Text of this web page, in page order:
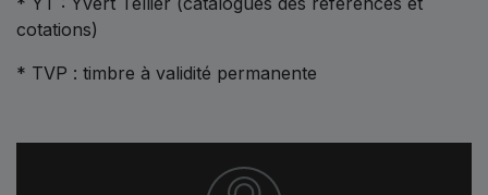
cotations)
* TVP : timbre à validité permanente